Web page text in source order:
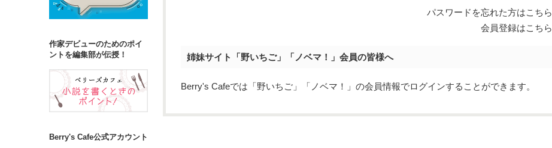
パスワードを忘れた方はこちら
会員登録はこちら
姉妹サイト「野いちご」「ノベマ！」会員の皆様へ
Berry's Cafeでは「野いちご」「ノベマ！」の会員情報でログインすることができます。
作家デビューのためのポイ
ントを編集部が伝授！
Berry's Cafe公式アカウント